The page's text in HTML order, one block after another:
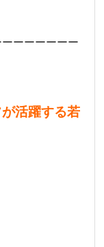
ーーーーーー
活躍する若